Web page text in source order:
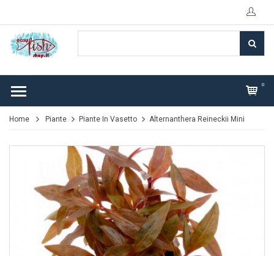
0
Home Piante Piante In Vasetto Alternanthera Reineckii Mini